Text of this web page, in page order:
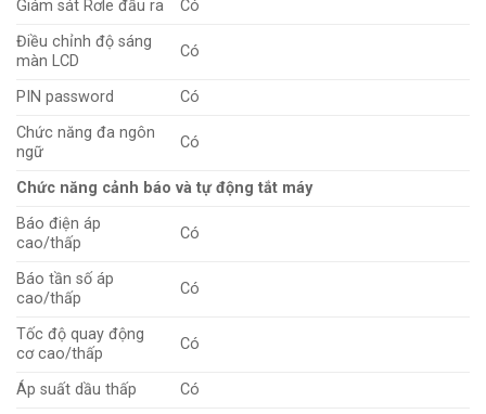
Giám sát Rơle đầu ra
Có
Điều chỉnh độ sáng
màn LCD
Có
PIN password
Có
Chức năng đa ngôn
ngữ
Có
Chức năng cảnh báo và tự động tắt máy
Báo điện áp
cao/thấp
Có
Báo tần số áp
cao/thấp
Có
Tốc độ quay động
cơ cao/thấp
Có
Áp suất dầu thấp
Có